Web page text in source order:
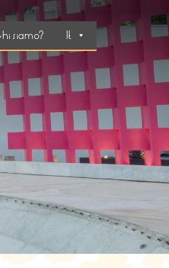
siamo? It